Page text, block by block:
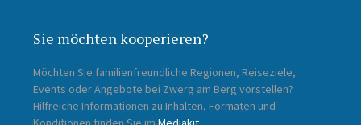
Sie möchten kooperieren?
Möchten Sie familienfreundliche Regionen, Reiseziele,
Events oder Angebote bei Zwerg am Berg vorstellen?
Hilfreiche Informationen zu Inhalten, Formaten und